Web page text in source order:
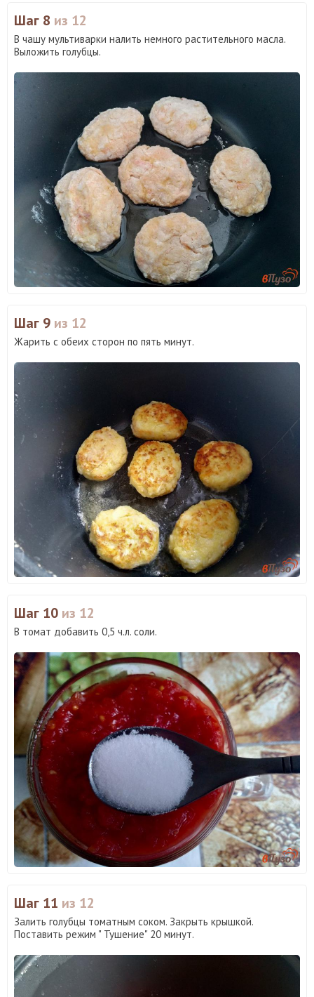
Шаг 8 из 12
В чашу мультиварки налить немного растительного масла.
Выложить голубцы.
Шаг 9 из 12
Жарить с обеих сторон по пять минут.
Шаг 10 из 12
В томат добавить 0,5 ч.л. соли.
Шаг 11 из 12
Залить голубцы томатным соком. Закрыть крышкой.
Поставить режим " Тушение" 20 минут.